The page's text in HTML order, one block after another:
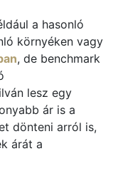
a hasonló
környéken vagy
, de benchmark
lesz egy
ár is a
dönteni arról is,
árát a